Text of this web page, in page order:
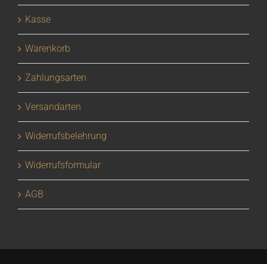
Kasse
Warenkorb
Zahlungsarten
Versandarten
Widerrufsbelehrung
Widerrufsformular
AGB